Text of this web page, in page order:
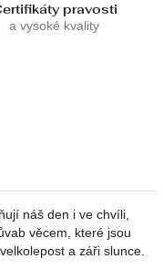
pravosti
a vysoké kvality
náš den i ve chvíli,
věcem, které jsou
a záři slunce.